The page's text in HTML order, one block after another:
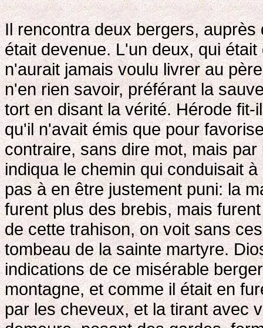
Il rencontra deux bergers,
était devenue. L'un deux, qui
n'aurait jamais voulu livrer au
n'en rien savoir, préférant la
tort en disant la vérité. Hérode
qu'il n'avait émis que pour
contraire, sans dire mot, mais
indiqua le chemin qui conduisait
pas à en être justement puni: la
furent plus des brebis, mais
de cette trahison, on voit sans
tombeau de la sainte martyre.
indications de ce misérable
montagne, et comme il était en
par les cheveux, et la tirant avec